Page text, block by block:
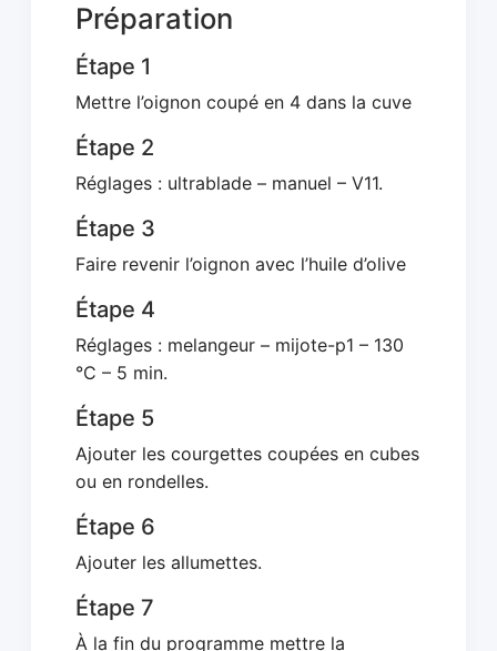
Préparation
Étape 1
Mettre l’oignon coupé en 4 dans la cuve
Étape 2
Réglages : ultrablade – manuel – V11.
Étape 3
Faire revenir l’oignon avec l’huile d’olive
Étape 4
Réglages : melangeur – mijote-p1 – 130
°C – 5 min.
Étape 5
Ajouter les courgettes coupées en cubes
ou en rondelles.
Étape 6
Ajouter les allumettes.
Étape 7
À la fin du programme mettre la